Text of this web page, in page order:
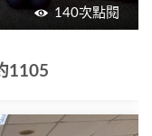
140次點閱
1105